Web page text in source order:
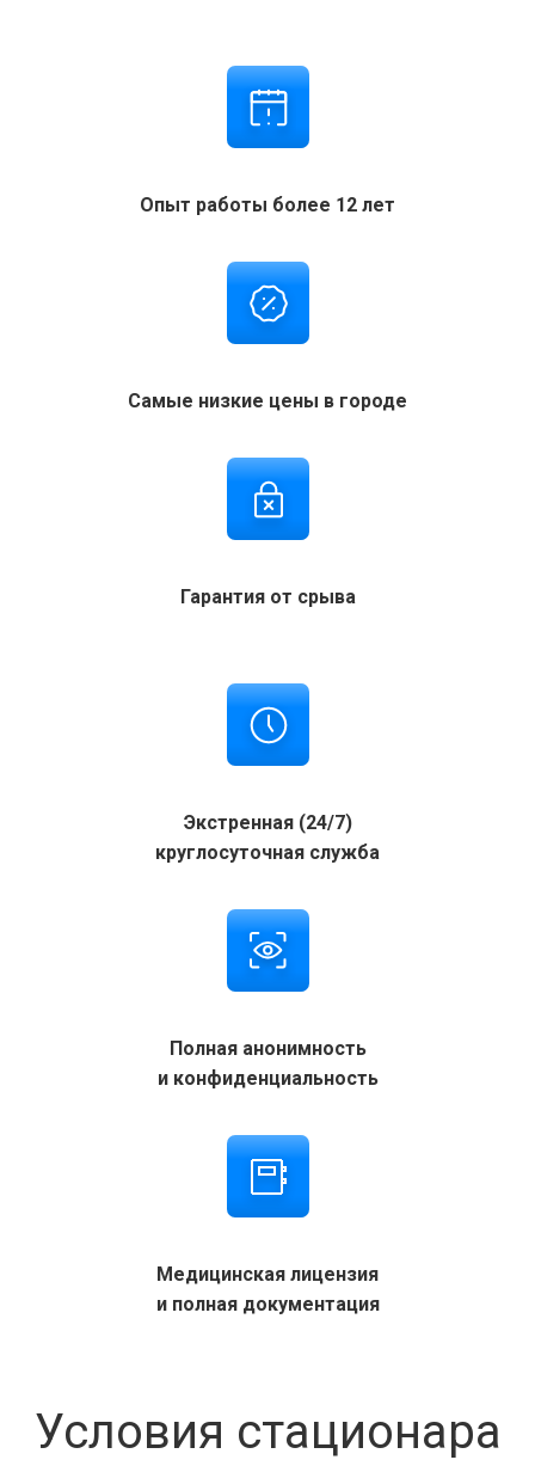
Опыт работы более 12 лет
Самые низкие цены в городе
Гарантия от срыва
Экстренная (24/7)
круглосуточная служба
Полная анонимность
и конфиденциальность
Медицинская лицензия
и полная документация
Условия стационара